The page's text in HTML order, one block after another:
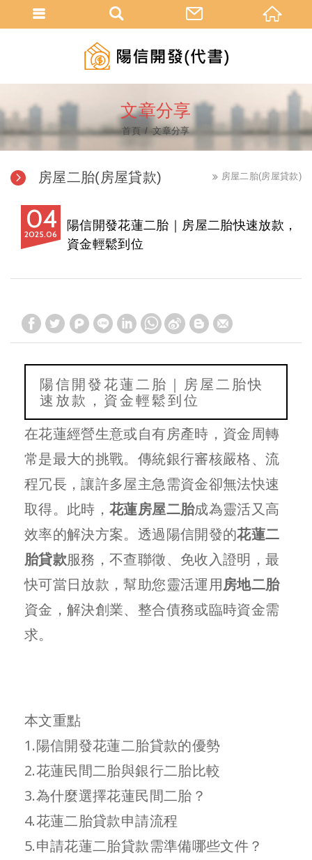
文章分享
首頁 文章分享
房屋二胎(房屋貸款) 房屋二胎(房屋貸款)
04
06
2025
陽信開發花蓮二胎｜房屋二胎快速放款，
資金輕鬆到位
陽信開發花蓮二胎｜房屋二胎快
速放款，資金輕鬆到位
在花蓮經營生意或自有房產時，資金周轉
常是最大的挑戰。傳統銀行審核嚴格、流
程冗長，讓許多屋主急需資金卻無法快速
取得。此時，花蓮房屋二胎成為靈活又高
效率的解決方案。透過陽信開發的花蓮二
胎貸款服務，不查聯徵、免收入證明，最
快可當日放款，幫助您靈活運用房地二胎
資金，解決創業、整合債務或臨時資金需
求。
本文重點
1.陽信開發花蓮二胎貸款的優勢
2.花蓮民間二胎與銀行二胎比較
3.為什麼選擇花蓮民間二胎？
4.花蓮二胎貸款申請流程
5.申請花蓮二胎貸款需準備哪些文件？